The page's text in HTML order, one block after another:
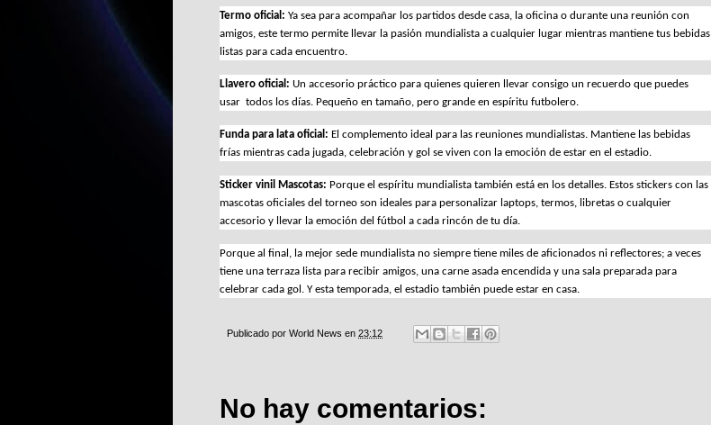
Termo oficial: Ya sea para acompañar los partidos desde casa, la oficina o durante una reunión con
amigos, este termo permite llevar la pasión mundialista a cualquier lugar mientras mantiene tus bebidas
listas para cada encuentro.
Llavero oficial: Un accesorio práctico para quienes quieren llevar consigo un recuerdo que puedes
usar  todos los días. Pequeño en tamaño, pero grande en espíritu futbolero.
Funda para lata oficial: El complemento ideal para las reuniones mundialistas. Mantiene las bebidas
frías mientras cada jugada, celebración y gol se viven con la emoción de estar en el estadio.
Sticker vinil Mascotas: Porque el espíritu mundialista también está en los detalles. Estos stickers con las
mascotas oficiales del torneo son ideales para personalizar laptops, termos, libretas o cualquier
accesorio y llevar la emoción del fútbol a cada rincón de tu día.
Porque al final, la mejor sede mundialista no siempre tiene miles de aficionados ni reflectores; a veces
tiene una terraza lista para recibir amigos, una carne asada encendida y una sala preparada para
celebrar cada gol. Y esta temporada, el estadio también puede estar en casa.
Publicado por World News en 23:12
No hay comentarios: